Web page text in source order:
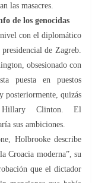
las masacres.
de los genocidas
con el diplomático
de Zagreb.
obsesionado con
puesta en puestos
posteriormente, quizás
Hillary Clinton. El
sus ambiciones.
Holbrooke describe
Croacia moderna”, su
que el dictador